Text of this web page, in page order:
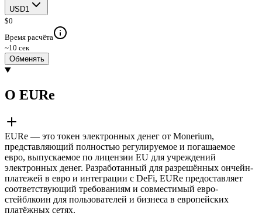
USD1
$0
Время расчёта
~10 сек
Обменять
О EURe
EURe — это токен электронных денег от Monerium,
представляющий полностью регулируемое и погашаемое
евро, выпускаемое по лицензии EU для учреждений
электронных денег. Разработанный для разрешённых ончейн-
платежей в евро и интеграции с DeFi, EURe предоставляет
соответствующий требованиям и совместимый евро-
стейблкоин для пользователей и бизнеса в европейских
платёжных сетях.